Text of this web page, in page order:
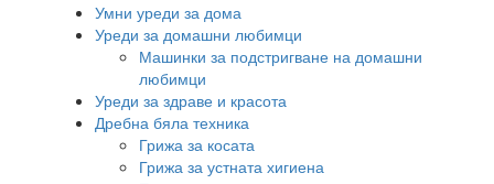
Умни уреди за дома
Уреди за домашни любимци
Машинки за подстригване на домашни
любимци
Уреди за здраве и красота
Дребна бяла техника
Грижа за косата
Грижа за устната хигиена